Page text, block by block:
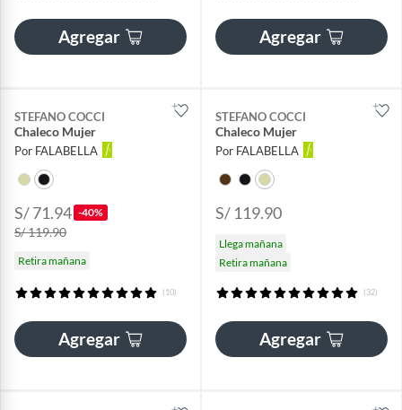
Agregar Agregar
STEFANO COCCI
Chaleco Mujer
Por FALABELLA
S/ 71.94 -40%
S/ 119.90
Retira mañana
(10)
Agregar
STEFANO COCCI
Chaleco Mujer
Por FALABELLA
S/ 119.90
Llega mañana
Retira mañana
(32)
Agregar